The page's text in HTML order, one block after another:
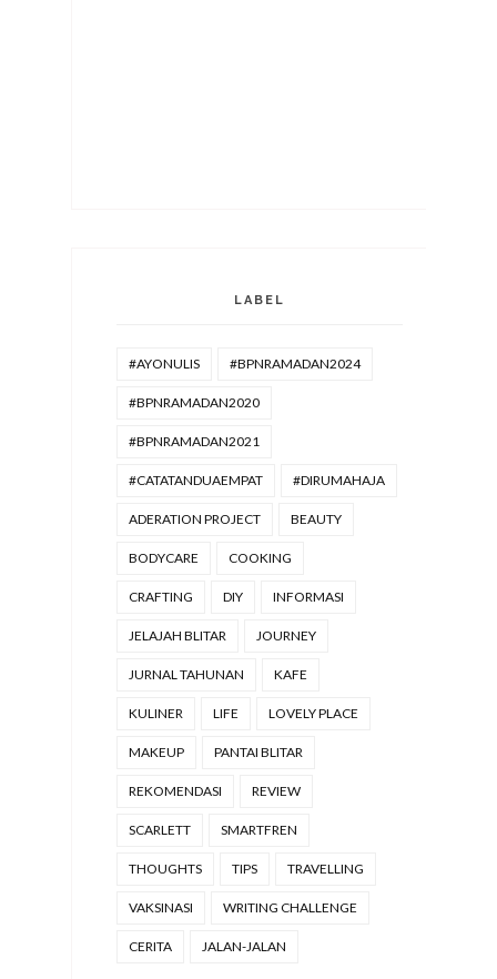
LABEL
#AYONULIS #BPNRAMADAN2024
#BPNRAMADAN2020
#BPNRAMADAN2021
#CATATANDUAEMPAT #DIRUMAHAJA
ADERATION PROJECT BEAUTY
BODYCARE COOKING
CRAFTING DIY INFORMASI
JELAJAH BLITAR JOURNEY
JURNAL TAHUNAN KAFE
KULINER LIFE LOVELY PLACE
MAKEUP PANTAI BLITAR
REKOMENDASI REVIEW
SCARLETT SMARTFREN
THOUGHTS TIPS TRAVELLING
VAKSINASI WRITING CHALLENGE
CERITA JALAN-JALAN